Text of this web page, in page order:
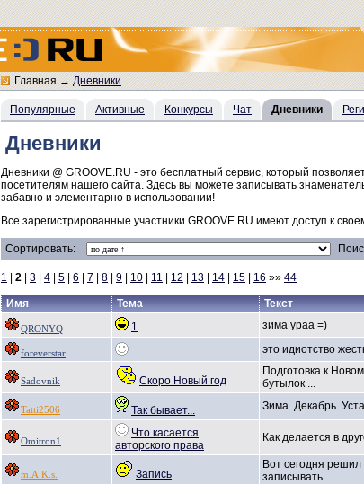
Главная→Дневники
Популярные Активные Конкурсы Чат Дневники
Дневники
Дневники @ GROOVE.RU - это бесплатный сервис, который
посетителям нашего сайта. Здесь вы можете записывать
забавно и элементарно в использовании!
Все зарегистрированные участники GROOVE.RU имеют доступ к
Сортировать:
1 2 3 4 5 6 7 8 9 10 11 12 13 14 15 16 »» 44
Имя Тема Текст
QRONYQ 1 зима ураа =)
foreverstar это идиотство
Sadovnik Скоро Новый год
Подготовка к
бутылок ...
Tatti2506 Так бывает... Зима. Декабрь.
Omitron1
Что касается
авторского права
Как делается в
m.A.K.s. Запись
Вот сегодня решил
записывать ...